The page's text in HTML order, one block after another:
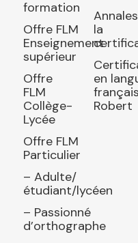
formation
Offre FLM
Enseignement
supérieur
Offre
FLM
Collège-
Lycée
Offre FLM
Particulier
– Adulte/
étudiant/lycéen
– Passionné
d’orthographe
la
en
Robert